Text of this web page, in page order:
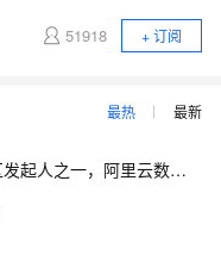
51918 + 订阅
最热 最新
【大咖问答】对话PostgreSQL 中国社区发起人之一，阿里云数据库高级专家 德哥